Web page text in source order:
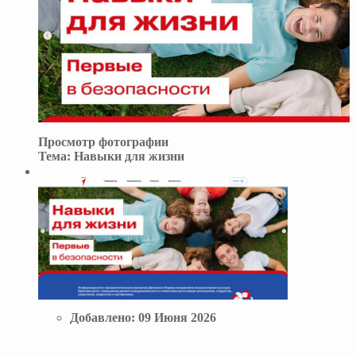
Просмотр фотографии
Тема: Навыки для жизни
Добавлено: 09 Июня 2026